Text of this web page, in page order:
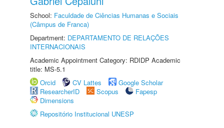
School: Faculdade de Ciências Humanas e Sociais
(Câmpus de Franca)
Department: DEPARTAMENTO DE RELAÇÕES
INTERNACIONAIS
Academic Appointment Category: RDIDP Academic
title: MS-5.1
Orcid
CV Lattes
Google Scholar
ResearcherID
Scopus
Fapesp
Dimensions
Repositório Institucional UNESP